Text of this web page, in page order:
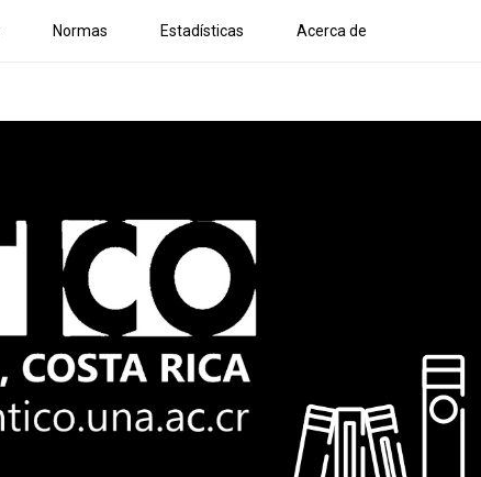
Normas Estadísticas Acerca de